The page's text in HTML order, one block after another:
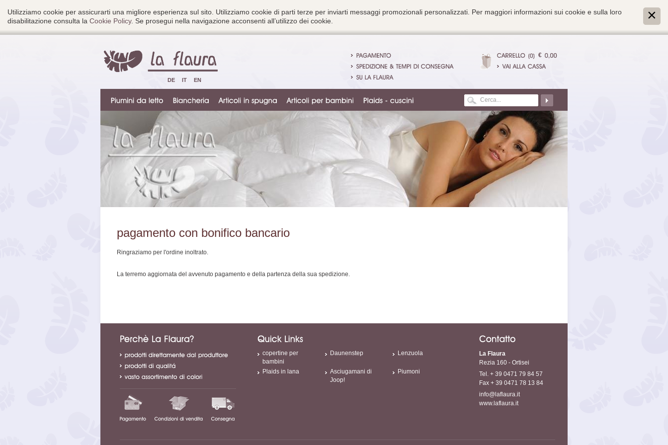
Utilizziamo cookie per assicurarti una migliore esperienza sul sito. Utilizziamo cookie di parti terze per inviarti messaggi promozionali personalizzati. Per maggiori informazioni sui cookie e sulla loro
disabilitazione consulta la Cookie Policy. Se prosegui nella navigazione acconsenti all’utilizzo dei cookie.
pagamento con bonifico bancario
Ringraziamo per l'ordine inoltrato.
La terremo aggiornata del avvenuto pagamento e della partenza della sua spedizione.
DE IT EN
€
copertine per
bambini
Daunenstep Lenzuola
Plaids in lana
Asciugamani di
Joop!
Piumoni
La Flaura
Rezia 160 - Ortisei
Tel. + 39 0471 79 84 57
Fax + 39 0471 78 13 84
info@laflaura.it
www.laflaura.it